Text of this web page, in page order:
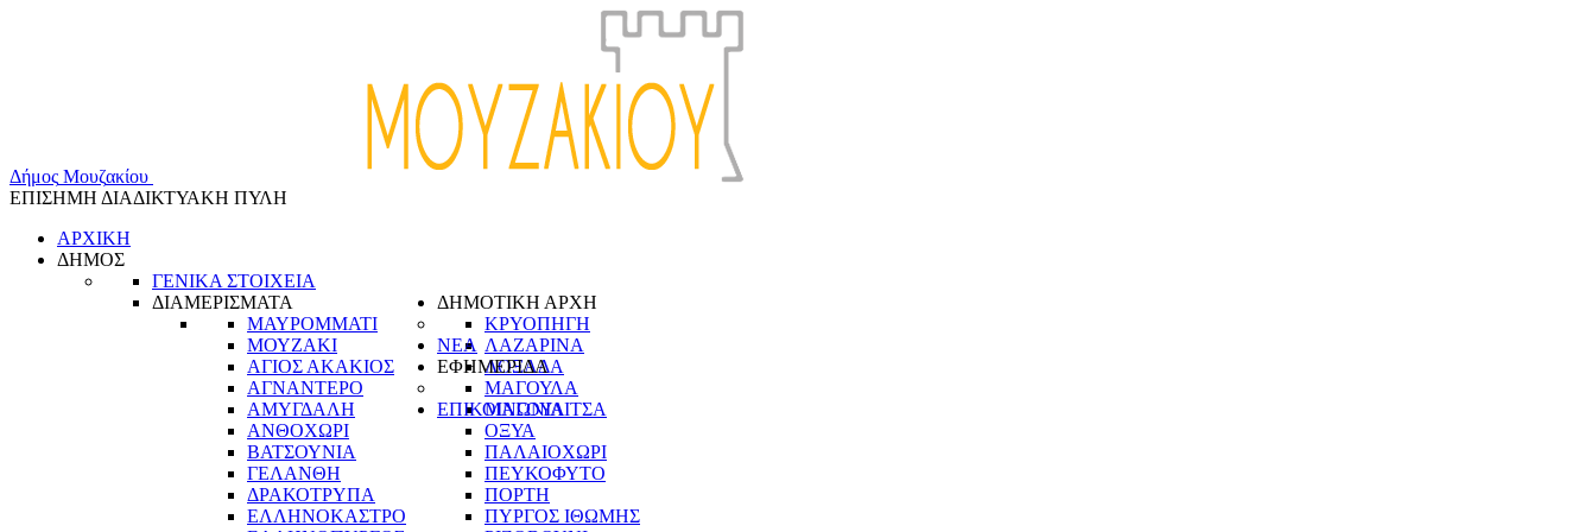
Δήμος Μουζακίου
ΕΠΙΣΗΜΗ ΔΙΑΔΙΚΤΥΑΚΗ ΠΥΛΗ
ΑΡΧΙΚΗ
ΔΗΜΟΣ
ΓΕΝΙΚΑ ΣΤΟΙΧΕΙΑ
ΔΙΑΜΕΡΙΣΜΑΤΑ
ΜΑΥΡΟΜΜΑΤΙ
ΜΟΥΖΑΚΙ
ΑΓΙΟΣ ΑΚΑΚΙΟΣ
ΑΓΝΑΝΤΕΡΟ
ΑΜΥΓΔΑΛΗ
ΑΝΘΟΧΩΡΙ
ΒΑΤΣΟΥΝΙΑ
ΓΕΛΑΝΘΗ
ΔΡΑΚΟΤΡΥΠΑ
ΕΛΛΗΝΟΚΑΣΤΡΟ
ΚΡΥΟΠΗΓΗ
ΛΑΖΑΡΙΝΑ
ΛΟΞΑΔΑ
ΜΑΓΟΥΛΑ
ΜΑΓΟΥΛΙΤΣΑ
ΟΞΥΑ
ΠΑΛΑΙΟΧΩΡΙ
ΠΕΥΚΟΦΥΤΟ
ΠΟΡΤΗ
ΠΥΡΓΟΣ ΙΘΩΜΗΣ
ΔΗΜΟΤΙΚΗ ΑΡΧΗ
ΝΕΑ
ΕΦΗΜΕΡΙΔΑ
ΕΠΙΚΟΙΝΩΝΙΑ